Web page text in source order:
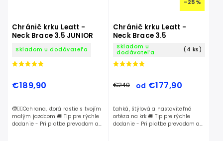
Chránič krku Leatt -
Neck Brace 3.5 JUNIOR
Skladom u dodávateľa
€189,90
🧒🚴‍♂️Ochrana, ktorá rastie s tvojím
malým jazdcom 🚚 Tip pre rýchle
dodanie - Pri platbe prevodom a
–25 %
Chránič krku Leatt -
Neck Brace 3.5
Skladom u
dodávateľa
(4 ks)
€240 od €177,90
Ľahká, štýlová a nastaviteľná
ortéza na krk 🚚 Tip pre rýchle
dodanie - Pri platbe prevodom a